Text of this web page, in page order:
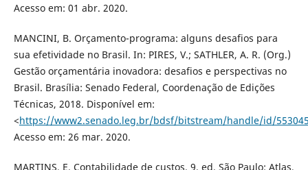
Acesso em: 01 abr. 2020.
MANCINI, B. Orçamento-programa: alguns desafios para
sua efetividade no Brasil. In: PIRES, V.; SATHLER, A. R. (Org.)
Gestão orçamentária inovadora: desafios e perspectivas no
Brasil. Brasília: Senado Federal, Coordenação de Edições
Técnicas, 2018. Disponível em:
<https://www2.senado.leg.br/bdsf/bitstream/handle/id/
Acesso em: 26 mar. 2020.
MARTINS, E. Contabilidade de custos. 9. ed. São Paulo: Atlas,